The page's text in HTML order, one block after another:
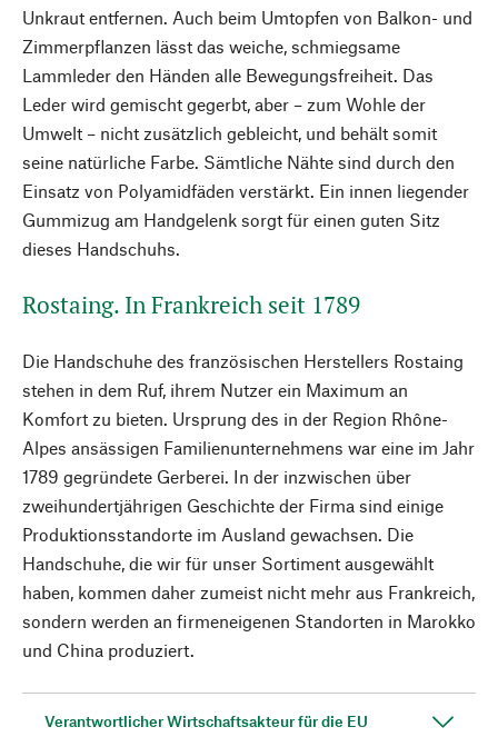
Unkraut entfernen. Auch beim Umtopfen von Balkon- und
Zimmerpflanzen lässt das weiche, schmiegsame
Lammleder den Händen alle Bewegungsfreiheit. Das
Leder wird gemischt gegerbt, aber – zum Wohle der
Umwelt – nicht zusätzlich gebleicht, und behält somit
seine natürliche Farbe. Sämtliche Nähte sind durch den
Einsatz von Polyamidfäden verstärkt. Ein innen liegender
Gummizug am Handgelenk sorgt für einen guten Sitz
dieses Handschuhs.
Rostaing. In Frankreich seit 1789
Die Handschuhe des französischen Herstellers Rostaing
stehen in dem Ruf, ihrem Nutzer ein Maximum an
Komfort zu bieten. Ursprung des in der Region Rhône-
Alpes ansässigen Familienunternehmens war eine im Jahr
1789 gegründete Gerberei. In der inzwischen über
zweihundertjährigen Geschichte der Firma sind einige
Produktionsstandorte im Ausland gewachsen. Die
Handschuhe, die wir für unser Sortiment ausgewählt
haben, kommen daher zumeist nicht mehr aus Frankreich,
sondern werden an firmeneigenen Standorten in Marokko
und China produziert.
Verantwortlicher Wirtschaftsakteur für die EU